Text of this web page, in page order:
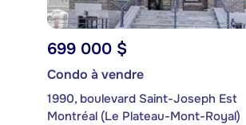
699 000 $
Condo à vendre
1990, boulevard Saint-Joseph Est
Montréal (Le Plateau-Mont-Royal)